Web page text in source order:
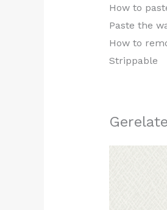
How to
Paste the
How to
Strippable